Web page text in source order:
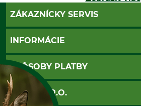
ZÁKAZNÍCKY SERVIS
Kontakt
Newsletter
Nastavenia súborov cookie
INFORMÁCIE
Povinné údaje
Obchodné podmienky
Ochrana osobnych udajov
Otváracie hodiny
SPÔSOBY PLATBY
Dobierka
Platba vopred
GRUBE S.R.O.